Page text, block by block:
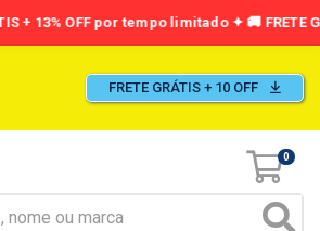
FRETE GRÁTIS + 10 OFF
0